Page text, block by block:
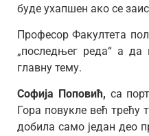
буде ухапшен ако се
Професор Факултета
„последњег реда“ а
главну тему.
Софија Поповић, са
Гора повукле већ трећу
добила само један део